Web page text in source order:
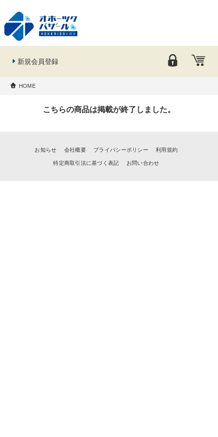
新規会員登録
HOME
こちらの商品は掲載が終了しました。
お知らせ 会社概要 プライバシーポリシー 利用規約
特定商取引法に基づく表記 お問い合わせ